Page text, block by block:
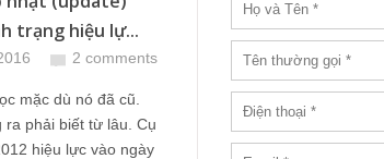
trạng hiệu lự...
2 comments
mặc dù nó đã cũ.
phải biết từ lâu. Cụ
hiệu lực vào ngày